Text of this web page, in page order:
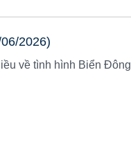
2026)
về tình hình Biển Đông